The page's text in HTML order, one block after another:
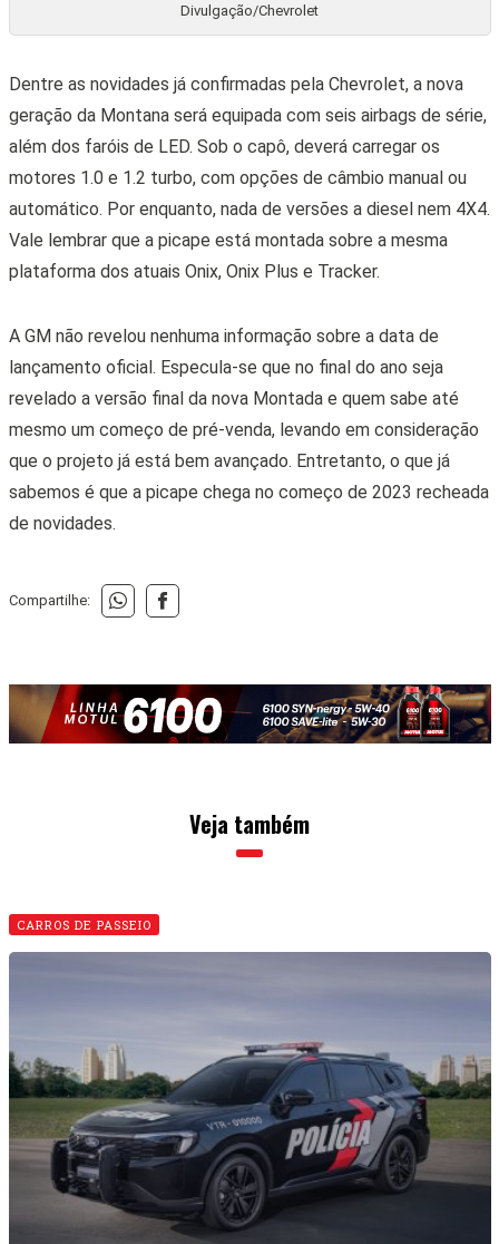
Divulgação/Chevrolet
Dentre as novidades já confirmadas pela Chevrolet, a nova
geração da Montana será equipada com seis airbags de série,
além dos faróis de LED. Sob o capô, deverá carregar os
motores 1.0 e 1.2 turbo, com opções de câmbio manual ou
automático. Por enquanto, nada de versões a diesel nem 4X4.
Vale lembrar que a picape está montada sobre a mesma
plataforma dos atuais Onix, Onix Plus e Tracker.
A GM não revelou nenhuma informação sobre a data de
lançamento oficial. Especula-se que no final do ano seja
revelado a versão final da nova Montada e quem sabe até
mesmo um começo de pré-venda, levando em consideração
que o projeto já está bem avançado. Entretanto, o que já
sabemos é que a picape chega no começo de 2023 recheada
de novidades.
Compartilhe:
Veja também
CARROS DE PASSEIO